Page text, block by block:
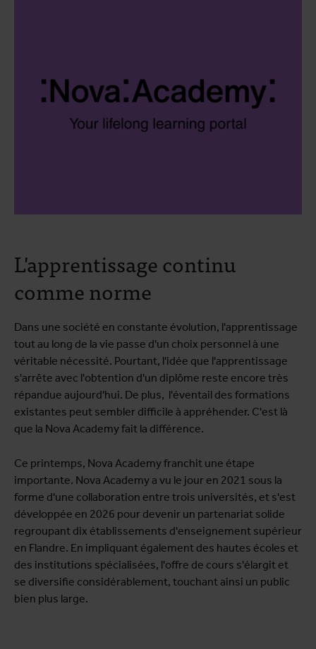
L'apprentissage continu
comme norme
Dans une société en constante évolution, l'apprentissage
tout au long de la vie passe d'un choix personnel à une
véritable nécessité. Pourtant, l'idée que l'apprentissage
s'arrête avec l'obtention d'un diplôme reste encore très
répandue aujourd'hui. De plus, l'éventail des formations
existantes peut sembler difficile à appréhender. C'est là
que la Nova Academy fait la différence.
Ce printemps, Nova Academy franchit une étape
importante. Nova Academy a vu le jour en 2021 sous la
forme d'une collaboration entre trois universités, et s'est
développée en 2026 pour devenir un partenariat solide
regroupant dix établissements d'enseignement supérieur
en Flandre. En impliquant également des hautes écoles et
des institutions spécialisées, l'offre de cours s'élargit et
se diversifie considérablement, touchant ainsi un public
bien plus large.